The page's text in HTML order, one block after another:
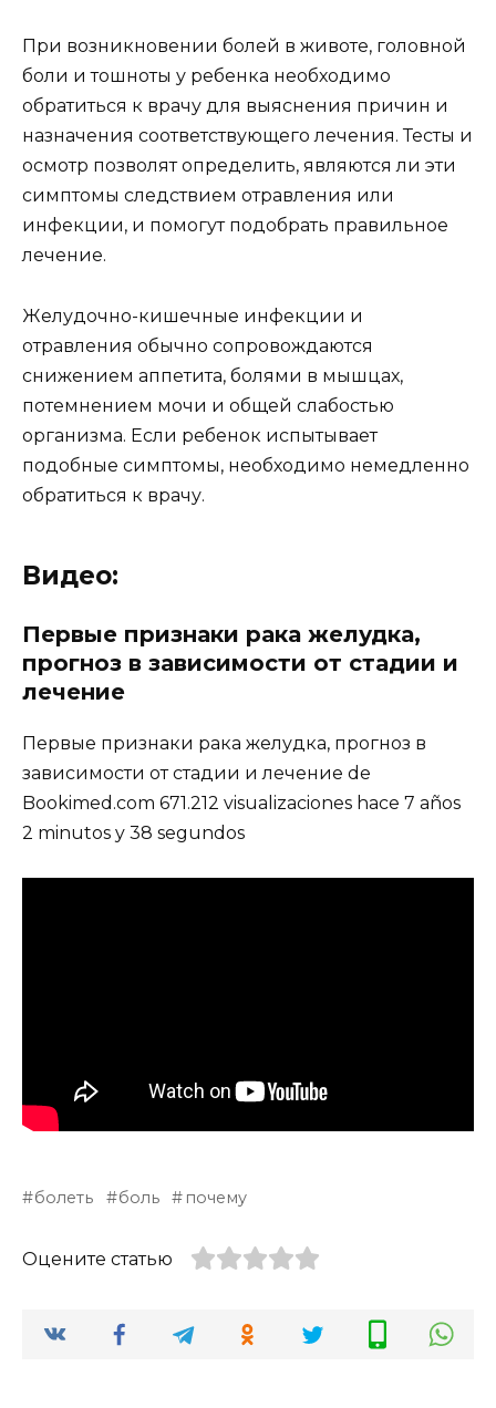
При возникновении болей в животе, головной
боли и тошноты у ребенка необходимо
обратиться к врачу для выяснения причин и
назначения соответствующего лечения. Тесты и
осмотр позволят определить, являются ли эти
симптомы следствием отравления или
инфекции, и помогут подобрать правильное
лечение.
Желудочно-кишечные инфекции и
отравления обычно сопровождаются
снижением аппетита, болями в мышцах,
потемнением мочи и общей слабостью
организма. Если ребенок испытывает
подобные симптомы, необходимо немедленно
обратиться к врачу.
Видео:
Первые признаки рака желудка,
прогноз в зависимости от стадии и
лечение
Первые признаки рака желудка, прогноз в
зависимости от стадии и лечение de
Bookimed.com 671.212 visualizaciones hace 7 años
2 minutos y 38 segundos
болеть боль почему
Оцените статью